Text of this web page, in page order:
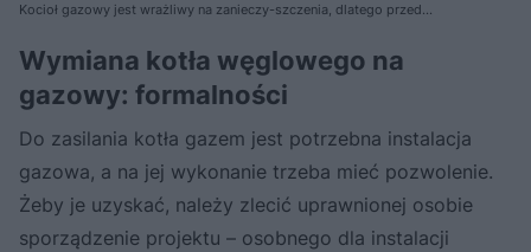
Kocioł gazowy jest wrażliwy na zanieczy-szczenia, dlatego przed
Wymiana kotła węglowego na
gazowy: formalności
Do zasilania kotła gazem jest potrzebna instalacja
gazowa, a na jej wykonanie trzeba mieć pozwolenie.
Żeby je uzyskać, należy zlecić uprawnionej osobie
sporządzenie projektu – osobnego dla instalacji